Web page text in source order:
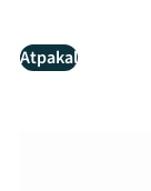
Atpakaļ